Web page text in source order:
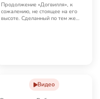
Продолжение «Догвилля», к
сожалению, не стоящее на его
высоте. Сделанный по тем же
Видео